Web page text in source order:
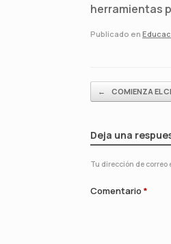
herramientas
Publicado en
Navegador de
← COMIENZA EL
Deja una
Tu dirección de
Comentario *